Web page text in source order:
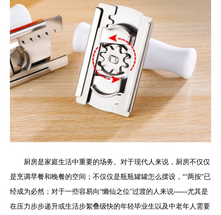
厨房是家庭生活中重要的场务。对于现代人来说，厨房不仅仅
是烹调早餐和晚餐的空间；不仅仅是瓶瓶罐罐怎么摆设，““两按”已
经成为必然；对于一些容易向“懒仙之位”过渡的人来说——尤其是
在压力步步递升或生活步絮叠级快的年轻毕业生以及中老年人需要